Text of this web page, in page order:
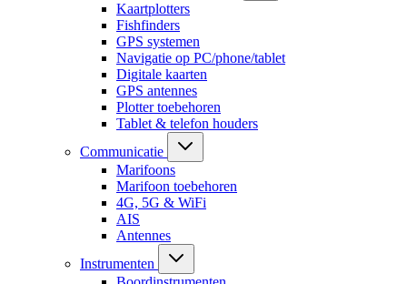
Kaartplotters
Fishfinders
GPS systemen
Navigatie op PC/phone/tablet
Digitale kaarten
GPS antennes
Plotter toebehoren
Tablet & telefon houders
Communicatie
Marifoons
Marifoon toebehoren
4G, 5G & WiFi
AIS
Antennes
Instrumenten